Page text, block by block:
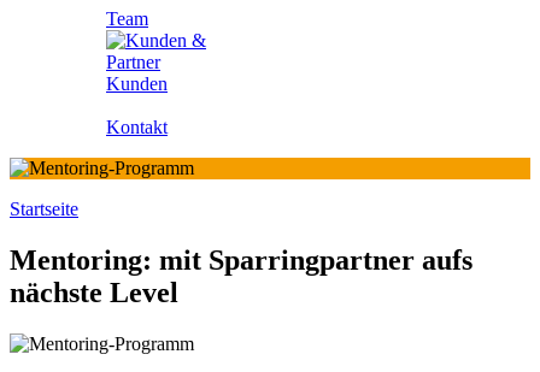
Team
Kunden
Kontakt
Startseite
Mentoring: mit Sparringpartner aufs
nächste Level